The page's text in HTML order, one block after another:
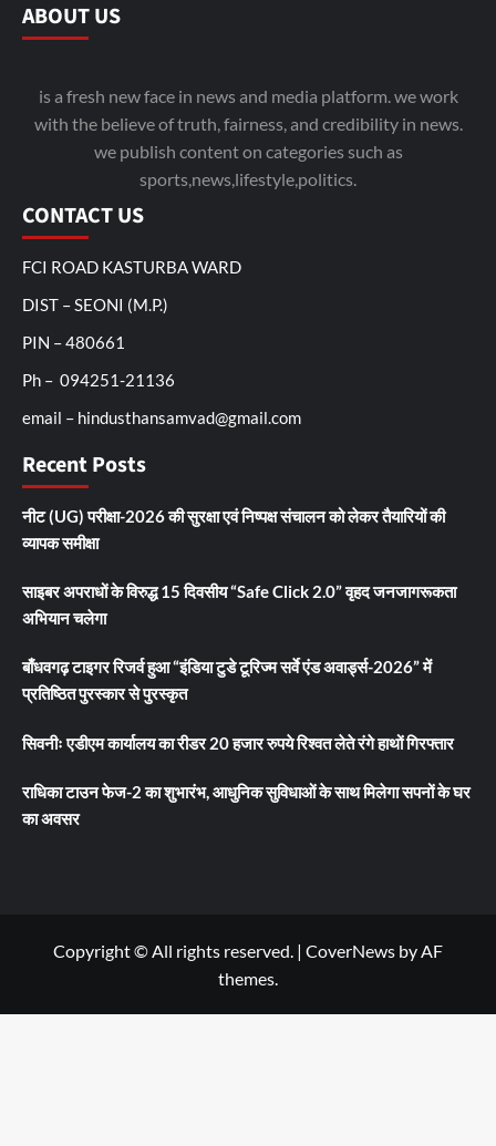
ABOUT US
is a fresh new face in news and media platform. we work
with the believe of truth, fairness, and credibility in news.
we publish content on categories such as
sports,news,lifestyle,politics.
CONTACT US
FCI ROAD KASTURBA WARD
DIST – SEONI (M.P.)
PIN – 480661
Ph – 094251-21136
email – hindusthansamvad@gmail.com
Recent Posts
नीट (UG) परीक्षा-2026 की सुरक्षा एवं निष्पक्ष संचालन को लेकर तैयारियों की
व्यापक समीक्षा
साइबर अपराधों के विरुद्ध 15 दिवसीय “Safe Click 2.0” वृहद जनजागरूकता
अभियान चलेगा
बाँधवगढ़ टाइगर रिजर्व हुआ “इंडिया टुडे टूरिज्म सर्वे एंड अवार्ड्स-2026” में
प्रतिष्ठित पुरस्कार से पुरस्कृत
सिवनीः एडीएम कार्यालय का रीडर 20 हजार रुपये रिश्वत लेते रंगे हाथों गिरफ्तार
राधिका टाउन फेज-2 का शुभारंभ, आधुनिक सुविधाओं के साथ मिलेगा सपनों के घर
का अवसर
Copyright © All rights reserved. | CoverNews by AF
themes.